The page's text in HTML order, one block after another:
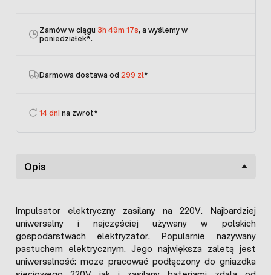
Zamów w ciągu 3h 49m 17s, a wyślemy w
poniedziałek*.
Darmowa dostawa od 299 zł*
14 dni na zwrot*
Opis
Impulsator elektryczny zasilany na 220V. Najbardziej
uniwersalny i najczęściej używany w polskich
gospodarstwach elektryzator. Popularnie nazywany
pastuchem elektrycznym. Jego największa zaletą jest
uniwersalność: moze pracować podłączony do gniazdka